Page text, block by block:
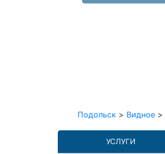
Подольск > Видное >
УСЛУГИ